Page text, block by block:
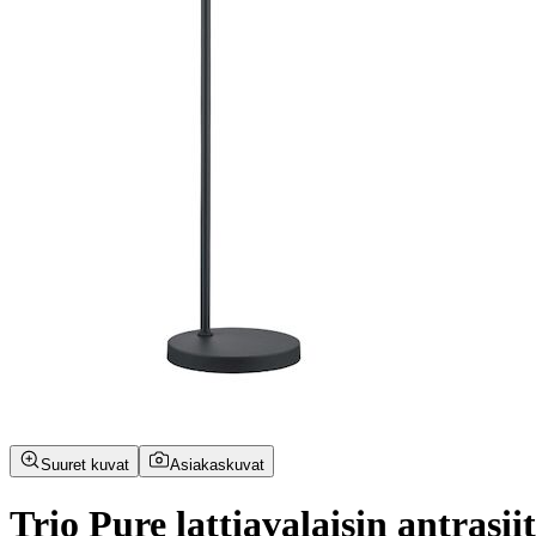
Suuret kuvat Asiakaskuvat
Trio Pure lattiavalaisin